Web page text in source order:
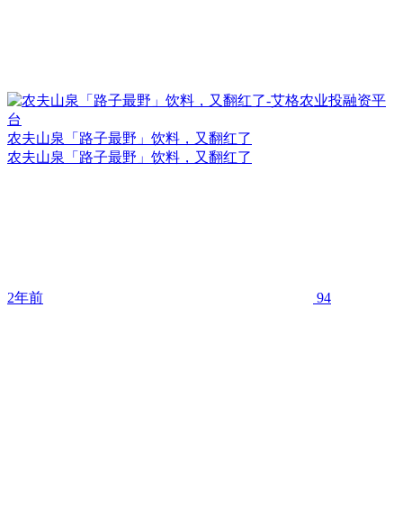
农夫山泉「路子最野」饮料，又翻红了
农夫山泉「路子最野」饮料，又翻红了
2年前 94